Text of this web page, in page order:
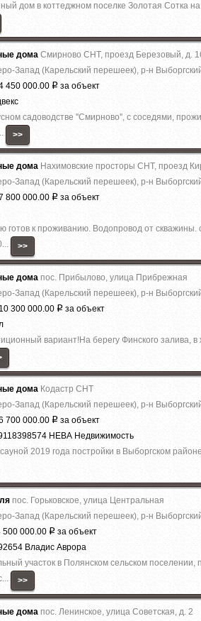
дом в коттеджном поселке Золотая Сотка
дома Смирново СНТ, проезд Березовый, д.
Запад (Карельский перешеек), р-н
450 000.00 Р за объект
садоводстве ''Смирново'', с соседями,
>>
дома Нахимовские просторы СНТ, проезд
Запад (Карельский перешеек), р-н
800 000.00 Р за объект
к проживанию. Водопровод от скважины.
>>
дома пос. Прибылово, улица Прибрежная
Запад (Карельский перешеек), р-н
300 000.00 Р за объект
вариант!На берегу Финского залива,
дома Кодастр СНТ
Запад (Карельский перешеек), р-н
700 000.00 Р за объект
НЕВА Недвижимость
2019 года постройки в Выборгском
пос. Горьковское, улица Центральная
Запад (Карельский перешеек), р-н
000.00 Р за объект
Владис Аврора
участок в Полянском сельском поселении,
>>
дома пос. Ленинское, улица Советская, д. 2